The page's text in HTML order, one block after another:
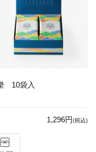
10袋入
1,296円(税込)